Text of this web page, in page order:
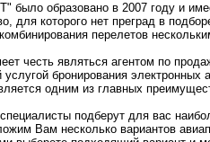
было образовано в 2007 году и
для которого нет преград в
перелетов
честь являться агентом по
услугой бронирования
одним из главных
подберут для вас
Вам несколько вариантов